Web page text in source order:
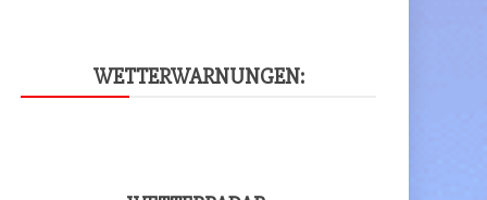
WET­TER­WAR­NUN­GEN: